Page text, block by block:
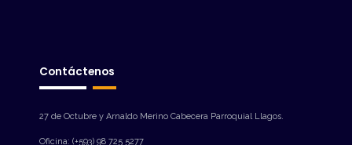
Contáctenos
27 de Octubre y Arnaldo Merino Cabecera Parroquial Llagos.
Oficina: (+593) 98 725 5277